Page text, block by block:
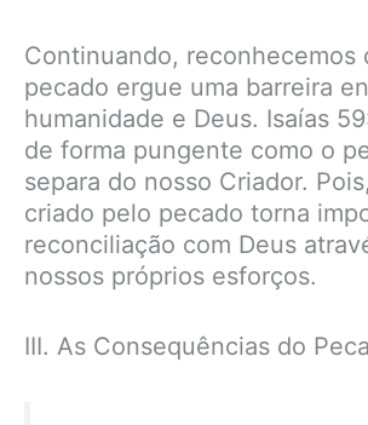
Continuando, reconhecemos
pecado ergue uma barreira
humanidade e Deus. Isaías
de forma pungente como o
separa do nosso Criador.
criado pelo pecado torna
reconciliação com Deus
nossos próprios esforços.
III. As Consequências do